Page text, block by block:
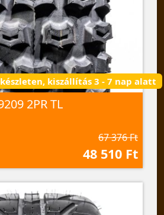
kiszállítás 3 - 7 nap alatt
2PR TL
67 376 Ft
48 510 Ft